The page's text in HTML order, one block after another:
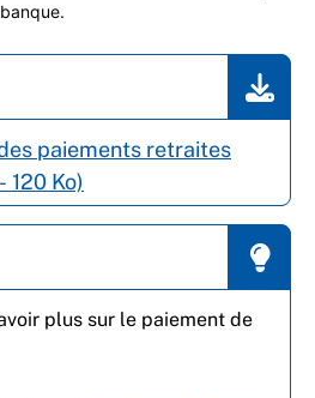
paiements retraites
120 Ko)
plus sur le paiement de